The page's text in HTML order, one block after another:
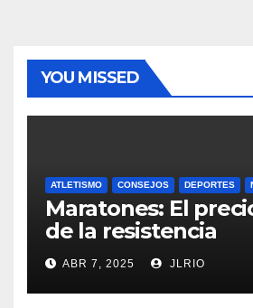
YOU MISSED
ATLETISMO CONSEJOS DEPORTES
Maratones: El
de la resistencia
ABR 7, 2025 JLRIO